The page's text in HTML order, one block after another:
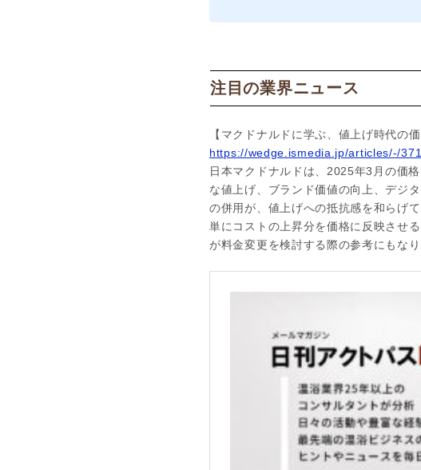
注目の業界ニュース
【マクドナルドに学ぶ、値上げ時代の
https://wedge.ismedia.jp/articles/-/
日本マクドナルドは、2025年3月の価
な値上げ、ブランド価値の向上、デジ
の併用が、値上げへの抵抗感を和らげて
単にコストの上昇分を価格に反映させ
が料金変更を検討する際の参考にもなり